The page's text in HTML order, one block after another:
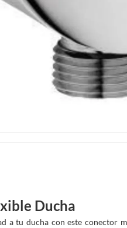
Ducha
a tu ducha con este conector